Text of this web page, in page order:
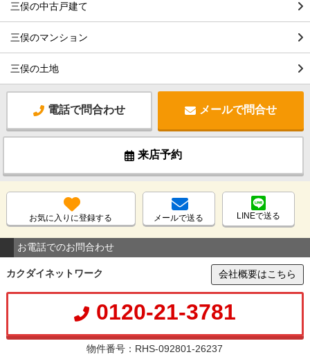
三俣の中古戸建て
三俣のマンション
三俣の土地
電話で問合わせ メールで問合せ
来店予約
お気に入りに登録する メールで送る LINEで送る
お電話でのお問合わせ
カクダイネットワーク 会社概要はこちら
0120-21-3781
物件番号：RHS-092801-26237